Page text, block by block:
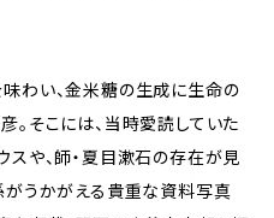
わい、金米糖の生成に生命の
そこには、当時愛読していた
や、師・夏目漱石の存在が見
がうかがえる貴重な資料写真